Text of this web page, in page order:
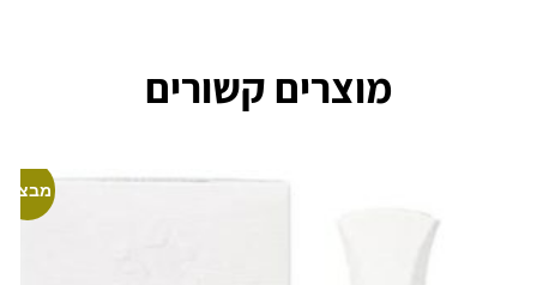
מוצרים קשורים
מבצע!